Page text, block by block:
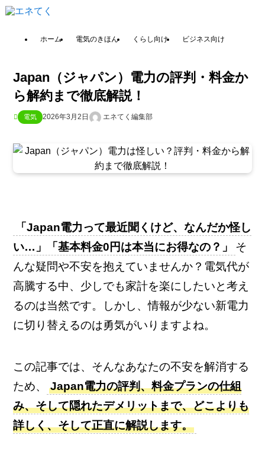
ホーム 電気のきほん くらし向け ビジネス向け
Japan（ジャパン）電力の評判・料金か
ら解約まで徹底解説！
電気 2026年3月2日 エネてく編集部
「Japan電力って最近聞くけど、なんだか怪し
い…」「基本料金0円は本当にお得なの？」
そ
んな疑問や不安を抱えていませんか？電気代が
高騰する中、少しでも家計を楽にしたいと考え
るのは当然です。しかし、情報が少ない新電力
に切り替えるのは勇気がいりますよね。
この記事では、そんなあなたの不安を解消する
ため、
Japan電力の評判、料金プランの仕組
み、そして隠れたデメリットまで、どこよりも
詳しく、そして正直に解説します。